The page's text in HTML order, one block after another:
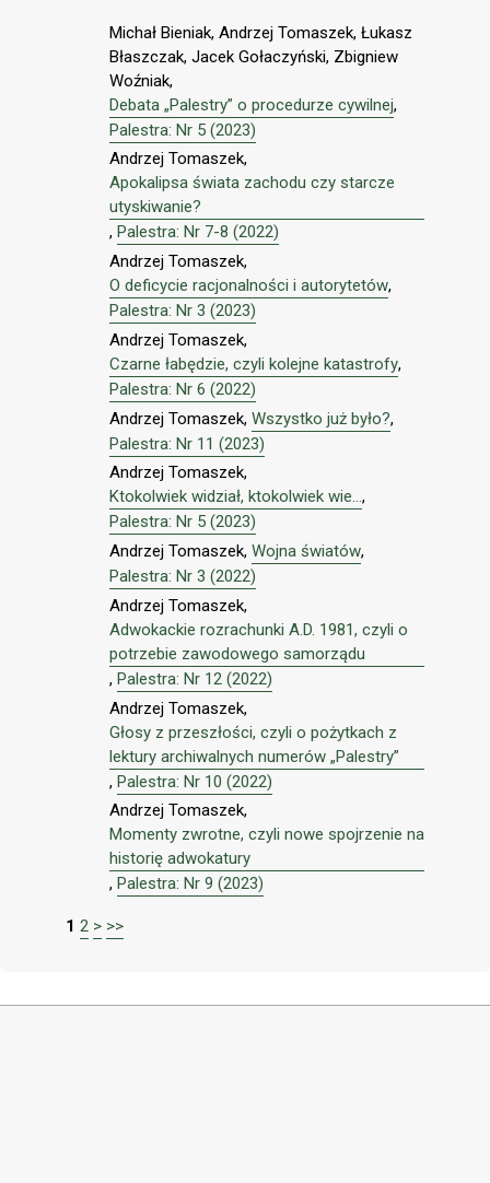
Michał Bieniak, Andrzej Tomaszek, Łukasz
Błaszczak, Jacek Gołaczyński, Zbigniew
Woźniak,
Debata „Palestry” o procedurze cywilnej,
Palestra: Nr 5 (2023)
Andrzej Tomaszek,
Apokalipsa świata zachodu czy starcze
utyskiwanie?
, Palestra: Nr 7-8 (2022)
Andrzej Tomaszek,
O deficycie racjonalności i autorytetów,
Palestra: Nr 3 (2023)
Andrzej Tomaszek,
Czarne łabędzie, czyli kolejne katastrofy,
Palestra: Nr 6 (2022)
Andrzej Tomaszek, Wszystko już było?,
Palestra: Nr 11 (2023)
Andrzej Tomaszek,
Ktokolwiek widział, ktokolwiek wie...,
Palestra: Nr 5 (2023)
Andrzej Tomaszek, Wojna światów,
Palestra: Nr 3 (2022)
Andrzej Tomaszek,
Adwokackie rozrachunki A.D. 1981, czyli o
potrzebie zawodowego samorządu
, Palestra: Nr 12 (2022)
Andrzej Tomaszek,
Głosy z przeszłości, czyli o pożytkach z
lektury archiwalnych numerów „Palestry”
, Palestra: Nr 10 (2022)
Andrzej Tomaszek,
Momenty zwrotne, czyli nowe spojrzenie na
historię adwokatury
, Palestra: Nr 9 (2023)
1 2 > >>